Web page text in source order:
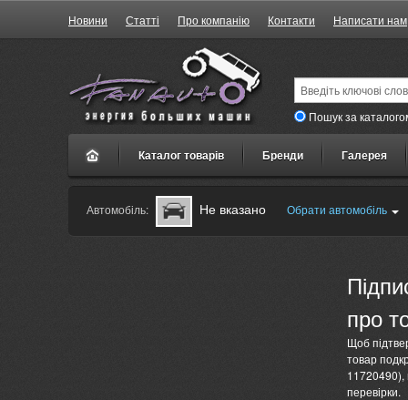
Новини Статті Про компанію Контакти Написати нам
Пошук за
Каталог товарів Бренди Галерея
Автомобіль: Не вказано Обрати автомобіль
про
Щоб
товар
11720490),
перевірки.